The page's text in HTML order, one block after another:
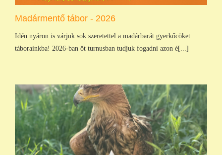
Madármentő tábor - 2026
Idén nyáron is várjuk sok szeretettel a madárbarát gyerkőcöket
táborainkba! 2026-ban öt turnusban tudjuk fogadni azon é[...]